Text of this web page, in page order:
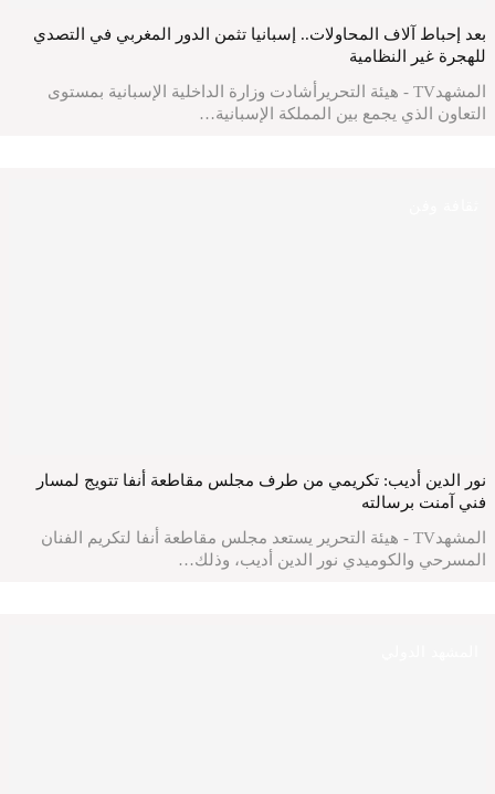
بعد إحباط آلاف المحاولات.. إسبانيا تثمن الدور المغربي في التصدي
للهجرة غير النظامية
المشهدTV - هيئة التحريرأشادت وزارة الداخلية الإسبانية بمستوى
التعاون الذي يجمع بين المملكة الإسبانية…
نور الدين أديب: تكريمي من طرف مجلس مقاطعة أنفا تتويج لمسار
فني آمنت برسالته
المشهدTV - هيئة التحرير يستعد مجلس مقاطعة أنفا لتكريم الفنان
المسرحي والكوميدي نور الدين أديب، وذلك…